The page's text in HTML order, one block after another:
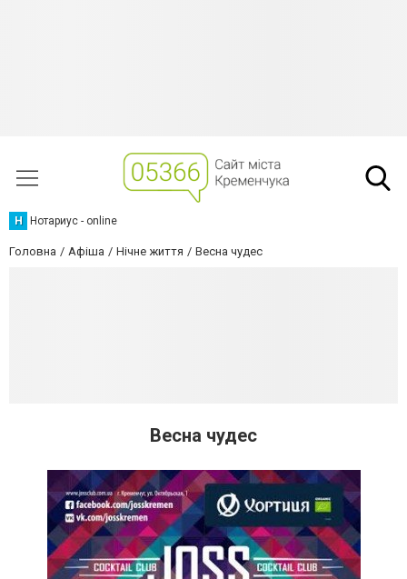
Н Нотариус - online
Головна Афіша Нічне життя Весна чудес
Весна чудес